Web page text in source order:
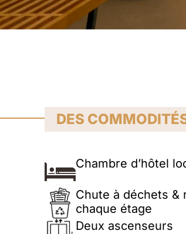
DES
Chambre d’hôtel
Chute à déchets &
chaque étage
Deux ascenseurs